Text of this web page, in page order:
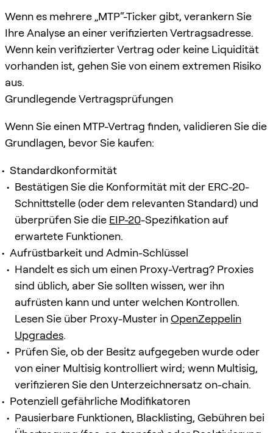
Wenn es mehrere „MTP“-Ticker gibt, verankern Sie
Ihre Analyse an einer verifizierten Vertragsadresse.
Wenn kein verifizierter Vertrag oder keine Liquidität
vorhanden ist, gehen Sie von einem extremen Risiko
aus.
Grundlegende Vertragsprüfungen
Wenn Sie einen MTP-Vertrag finden, validieren Sie die
Grundlagen, bevor Sie kaufen:
Standardkonformität
Bestätigen Sie die Konformität mit der ERC-20-
Schnittstelle (oder dem relevanten Standard) und
überprüfen Sie die EIP-20-Spezifikation auf
erwartete Funktionen.
Aufrüstbarkeit und Admin-Schlüssel
Handelt es sich um einen Proxy-Vertrag? Proxies
sind üblich, aber Sie sollten wissen, wer ihn
aufrüsten kann und unter welchen Kontrollen.
Lesen Sie über Proxy-Muster inOpenZeppelin
Upgrades.
Prüfen Sie, ob der Besitz aufgegeben wurde oder
von einer Multisig kontrolliert wird; wenn Multisig,
verifizieren Sie den Unterzeichnersatz on-chain.
Potenziell gefährliche Modifikatoren
Pausierbare Funktionen, Blacklisting, Gebühren bei